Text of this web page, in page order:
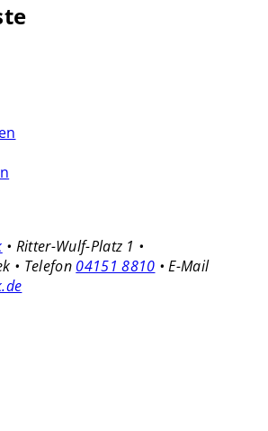
• Ritter-Wulf-Platz 1 •
• Telefon 04151 8810 • E-Mail